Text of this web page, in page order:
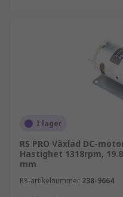
I lager
RS PRO Växlad DC-
Hastighet 1318rpm,
mm
RS-artikelnummer 238-9664